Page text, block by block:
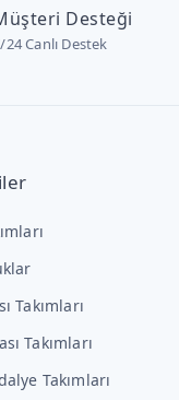
Desteği
24 Canlı Destek
Takımları
Takımları
Takımları